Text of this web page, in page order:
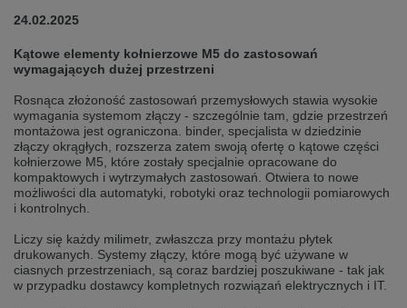
switch to the German version?
Switch to German version Stay on this version
Wir haben erkannt, dass ihr Browser eine andere Sprache als die derzeit
angezeigte bevorzugt. Diese Webseite ist auch auf Deutsch verfügbar.
Möchten Sie zur Deutschen Version wechseln?
Zur deutschen Version wechseln Auf dieser Version bleiben
We have detected, that your browser prefers another language than the
selected one. This website is also available in Czech. Would you like to
switch to the Czech version?
Switch to Czech version Stay on this version
Zdá se, že Váš prohlížeč je v jiném jazyce, než jaký je momentálně používán.
24.02.2025
Kątowe elementy kołnierzowe M5 do zastosowań
wymagających dużej przestrzeni
Rosnąca złożoność zastosowań przemysłowych stawia wysokie
wymagania systemom złączy - szczególnie tam, gdzie przestrzeń
montażowa jest ograniczona. binder, specjalista w dziedzinie
złączy okrągłych, rozszerza zatem swoją ofertę o kątowe części
kołnierzowe M5, które zostały specjalnie opracowane do
kompaktowych i wytrzymałych zastosowań. Otwiera to nowe
możliwości dla automatyki, robotyki oraz technologii pomiarowych
i kontrolnych.
Liczy się każdy milimetr, zwłaszcza przy montażu płytek
drukowanych. Systemy złączy, które mogą być używane w
ciasnych przestrzeniach, są coraz bardziej poszukiwane - tak jak
w przypadku dostawcy kompletnych rozwiązań elektrycznych i IT.